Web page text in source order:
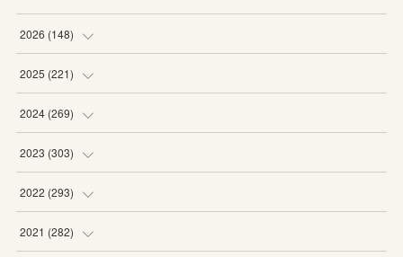
2026 (148)
(6)
(22
(20
(19
2025 (221)
(19
(20
(19
(20
2024 (269)
(16
(16
(21
2023 (303)
(27
(25
2022 (293)
(18
2021 (282)